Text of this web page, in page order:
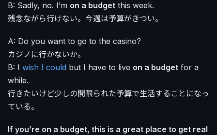
B: Sadly, no. I’m on a budget this week.
残念ながら行けない。今週は予算がきつい。
A: Do you want to go to the casino?
カジノに行かないか。
B: I wish I could but I have to live on a budget for a
while.
行きたいけど少しの間限られた予算で生活することになっ
ている。
If you’re on a budget, this is a great place to get real